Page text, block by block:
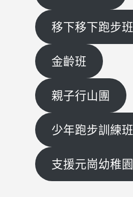
移下移下跑步班
金齡班
親子行山團
少年跑步訓練班
支援元崗幼稚園